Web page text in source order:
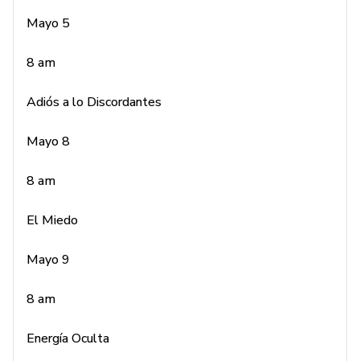
Mayo 8
8 am
Mayo 9
Mayo 5
8 am
Adiós a lo Discordantes
Mayo 8
8 am
El Miedo
Mayo 9
8 am
Energía Oculta